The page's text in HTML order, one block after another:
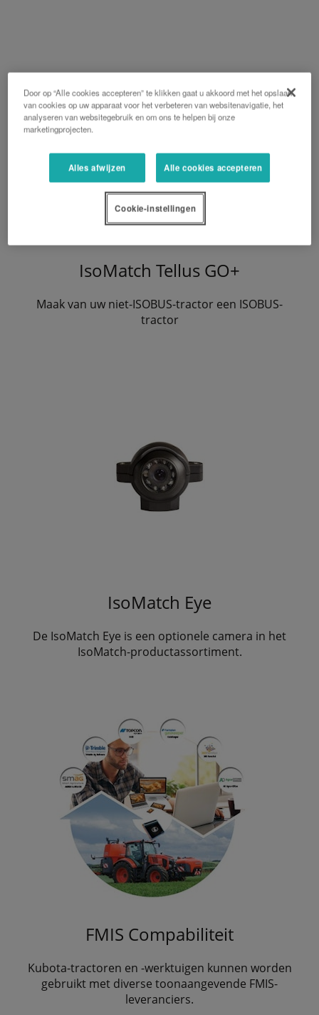
IsoMatch Tellus GO+
Maak van uw niet-ISOBUS-tractor een ISOBUS-
tractor
IsoMatch Eye
De IsoMatch Eye is een optionele camera in het
IsoMatch-productassortiment.
FMIS Compabiliteit
Kubota-tractoren en -werktuigen kunnen worden
gebruikt met diverse toonaangevende FMIS-
leveranciers.
Door op “Alle cookies accepteren” te klikken gaat u akkoord met het opslaan
van cookies op uw apparaat voor het verbeteren van websitenavigatie, het
analyseren van websitegebruik en om ons te helpen bij onze
marketingprojecten.
Alles afwijzen Alle cookies accepteren
Cookie-instellingen